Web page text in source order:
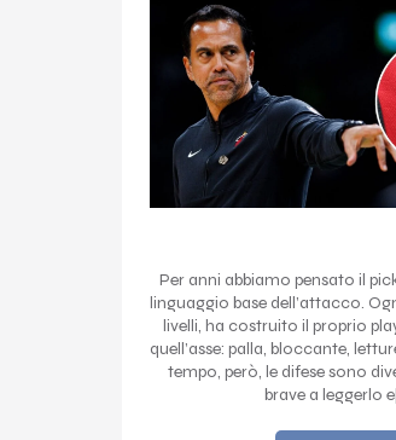
Per anni abbiamo pensato il
linguaggio base dell’attacco.
livelli, ha costruito il proprio
quell’asse: palla, bloccante,
tempo, però, le difese sono
brave a leggerlo